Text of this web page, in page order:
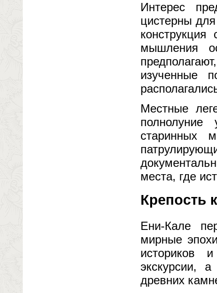
Интерес
цистерны
конструкция
мышления
изученные
Местные
старинных
места, где
Крепость
Ени-Кале
мирные
историков
экскурсии,
древних